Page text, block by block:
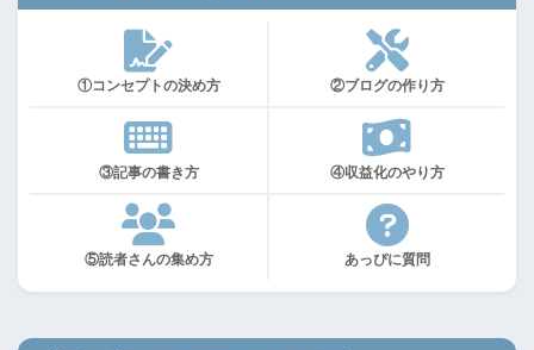
①コンセプトの決め方 ②ブログの作り方
③記事の書き方 ④収益化のやり方
⑤読者さんの集め方 あっぴに質問